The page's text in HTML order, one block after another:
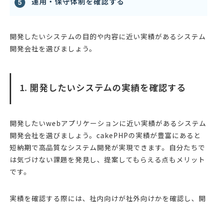
開発したいシステムの目的や内容に近い実績があるシステム
開発会社を選びましょう。
1. 開発したいシステムの実績を確認する
開発したいwebアプリケーションに近い実績があるシステム
開発会社を選びましょう。cakePHPの実績が豊富にあると
短納期で高品質なシステム開発が実現できます。自分たちで
は気づけない課題を発見し、提案してもらえる点もメリット
です。
実績を確認する際には、社内向けが社外向けかを確認し、開